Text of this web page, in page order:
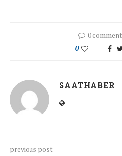
0 comment
0
SAATHABER
previous post